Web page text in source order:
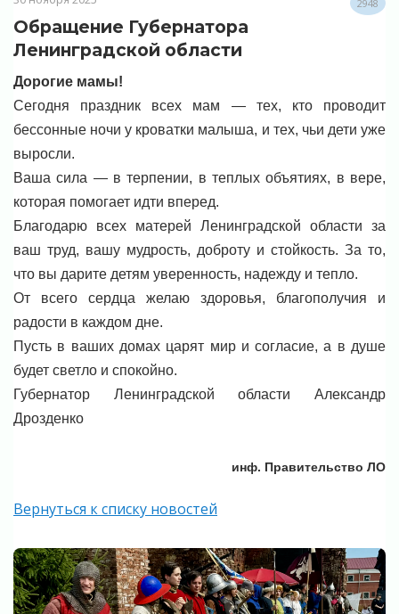
2948
Обращение Губернатора
Ленинградской области
Дорогие мамы!
Сегодня праздник всех мам — тех, кто проводит
бессонные ночи у кроватки малыша, и тех, чьи дети уже
выросли.
Ваша сила — в терпении, в теплых объятиях, в вере,
которая помогает идти вперед.
Благодарю всех матерей Ленинградской области за
ваш труд, вашу мудрость, доброту и стойкость. За то,
что вы дарите детям уверенность, надежду и тепло.
От всего сердца желаю здоровья, благополучия и
радости в каждом дне.
Пусть в ваших домах царят мир и согласие, а в душе
будет светло и спокойно.
Губернатор Ленинградской области Александр
Дрозденко
инф. Правительство ЛО
Вернуться к списку новостей